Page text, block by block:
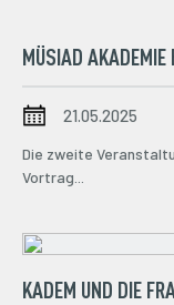
MÜSIAD AKADEMIE
21.05.2025
Die zweite
Vortrag...
KADEM UND DIE